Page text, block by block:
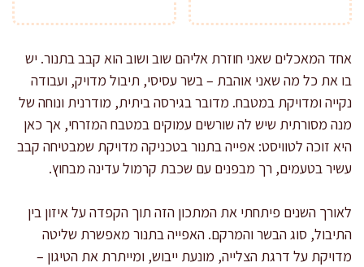
אחד המאכלים שאני חוזרת אליהם שוב ושוב הוא קבב בתנור. יש
בו את כל מה שאני אוהבת – בשר עסיסי, תיבול מדויק, ועבודה
נקייה ומדויקת במטבח. מדובר בגירסה ביתית, מודרנית ונוחה של
מנה מסורתית שיש לה שורשים עמוקים במטבח המזרחי, אך כאן
היא זוכה לטוויסט: אפייה בתנור בטכניקה מדויקת שמבטיחה קבב
עשיר בטעמים, רך מבפנים עם שכבת קרמול עדינה מבחוץ.
לאורך השנים פיתחתי את המתכון הזה תוך הקפדה על איזון בין
התיבול, סוג הבשר והמרקם. האפייה בתנור מאפשרת שליטה
מדויקת על דרגת הצלייה, מונעת ייבוש, ומייתרת את הטיגון –